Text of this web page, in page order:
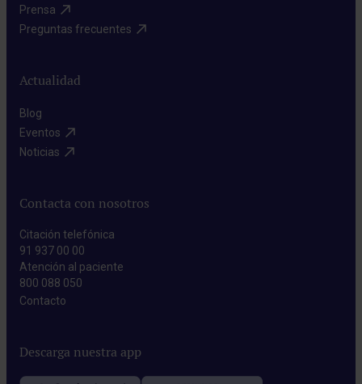
Prensa​
Preguntas frecuentes​
Actualidad
Blog​
Eventos​
Noticias​
Contacta con nosotros
Citación telefónica
91 937 00 00
Atención al paciente
800 088 050
Contacto​
Descarga nuestra app